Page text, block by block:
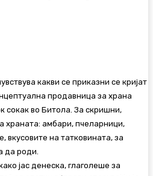
какви се приказни се кријат
продавница за храна
сокак во Битола. За скришни,
храната: амбари, пчеларници,
вкусовите на татковината, за
да роди.
јас денеска, глаголеше за